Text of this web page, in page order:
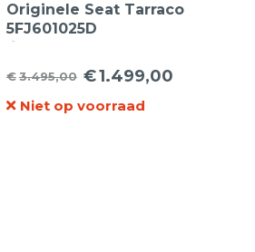
Originele Seat Tarraco
5FJ601025D
lichtmetalen velgen
19inch met Pirelli 255 45
19 100V Scorpion Seal
Inside zomerbanden
€3.495,00
Oorspronkelijke
prijs
€1.499,00
Huidige
prijs
Niet op voorraad